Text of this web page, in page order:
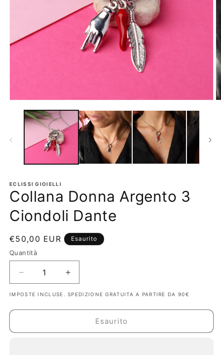
contenuti
multimediali
finestra
modale
ECLISSI GIOIELLI
Collana Donna Argento 3
Ciondoli Dante
Prezzo
di
listino
€50,00 EUR Esaurito
Quantità
Diminuisci
quantità
per
Collana
Aumenta
quantità
per
Collana
IMPOSTE INCLUSE. SPEDIZIONE GRATUITA A PARTIRE DA 90€
Esaurito